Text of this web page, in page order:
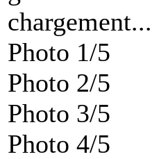
chargement...
Photo 1/5
Photo 2/5
Photo 3/5
Photo 4/5